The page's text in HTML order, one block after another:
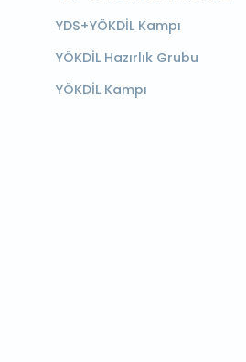
YDS+YÖKDİL Kampı
YÖKDİL Hazırlık Grubu
YÖKDİL Kampı